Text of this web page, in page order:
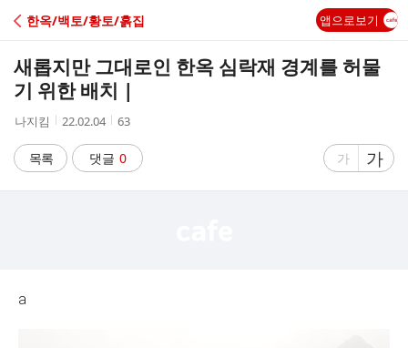
C
한옥/백토/황토/흙집 앱으로보기
새롭지만 그대로인 한옥 심락재 경계를 허물
기 위한 배치 |
작
자
나지킴
작
시
간
22.02.04
조
수
63
목록 댓글 0
글
가
글
자
가
a